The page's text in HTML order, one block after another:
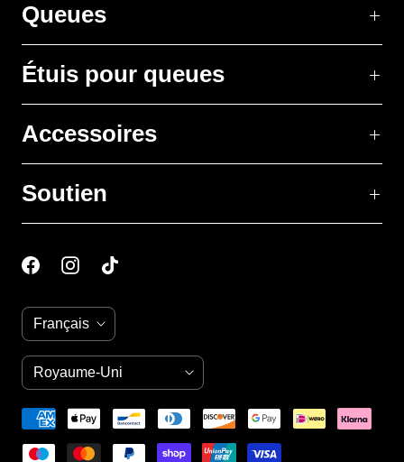
Queues
Étuis pour queues
Accessoires
Soutien
L
a
n
g
e
Français
P
a
y
s
Royaume-Uni